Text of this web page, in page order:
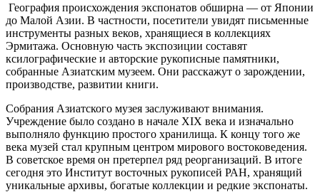
География происхождения экспонатов обширна — от Японии
до Малой Азии. В частности, посетители увидят письменные
инструменты разных веков, хранящиеся в коллекциях
Эрмитажа. Основную часть экспозиции составят
ксилографические и авторские рукописные памятники,
собранные Азиатским музеем. Они расскажут о зарождении,
производстве, развитии книги.
Собрания Азиатского музея заслуживают внимания.
Учреждение было создано в начале XIX века и изначально
выполняло функцию простого хранилища. К концу того же
века музей стал крупным центром мирового востоковедения.
В советское время он претерпел ряд реорганизаций. В итоге
сегодня это Институт восточных рукописей РАН, хранящий
уникальные архивы, богатые коллекции и редкие экспонаты.